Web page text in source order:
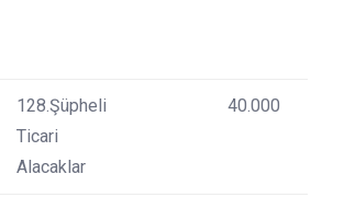
128.Şüpheli
Ticari
Alacaklar
40.000